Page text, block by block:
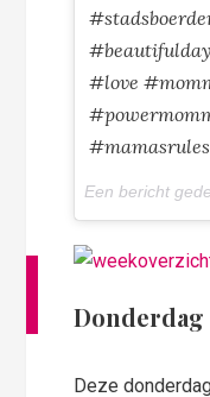
#love
Donderdag
Deze